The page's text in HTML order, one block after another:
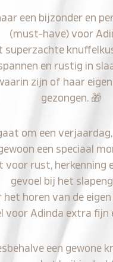
een bijzonder en
(must-have) voor
superzachte
en rustig in
zijn of haar
gezongen. 🎁
om een
een speciaal
voor rust, herkenning
gevoel bij het
het horen van de
voor Adinda extra fijn
een gewone